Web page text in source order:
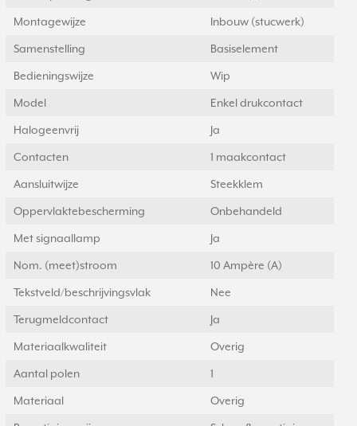
Montagewijze Inbouw (stucwerk)
Samenstelling Basiselement
Bedieningswijze Wip
Model Enkel drukcontact
Halogeenvrij Ja
Contacten 1 maakcontact
Aansluitwijze Steekklem
Oppervlaktebescherming Onbehandeld
Met signaallamp Ja
Nom. (meet)stroom 10 Ampère (A)
Tekstveld/beschrijvingsvlak Nee
Terugmeldcontact Ja
Materiaalkwaliteit Overig
Aantal polen 1
Materiaal Overig